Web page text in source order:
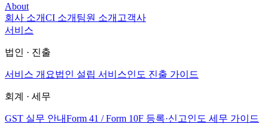
About
회사 소개CI 소개 팀원 소개 고객사
서비스
법인 · 진출
서비스 개요법인 설립 서비스인도 진출 가이드
회계 · 세무
GST 실무 안내Form 41 / Form 10F 등록·신고인도 세무 가이드